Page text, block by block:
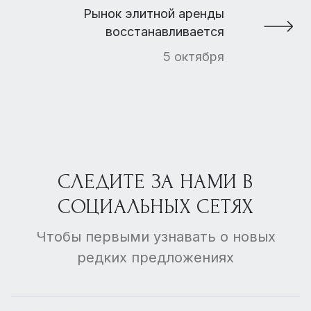
Рынок элитной аренды
восстанавливается
5 октября
СЛЕДИТЕ ЗА НАМИ В
СОЦИАЛЬНЫХ СЕТЯХ
Чтобы первыми узнавать о новых
редких предложениях